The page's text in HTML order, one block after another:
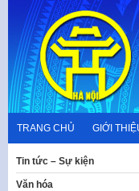
content
TRANG CHỦ GIỚI
Tin tức – Sự kiện
Văn hóa